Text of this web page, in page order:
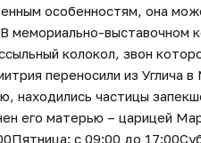
особенностям, она
мемориально-выставочном
колокол, звон
переносили из Углича
находились частицы
его матерью – царицей
с 09:00 до